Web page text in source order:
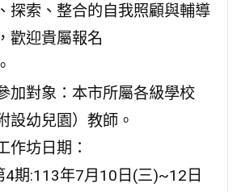
探索、整合的自我照顧與輔導
歡迎貴屬報名
加對象：本市所屬各級學校
設幼兒園）教師。
作坊日期：
4期:113年7月10日(三)~12日